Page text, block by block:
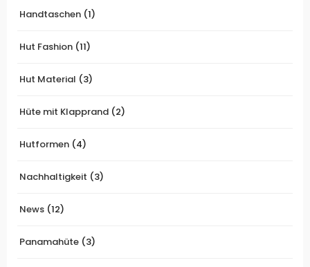
Handtaschen (1)
Hut Fashion (11)
Hut Material (3)
Hüte mit Klapprand (2)
Hutformen (4)
Nachhaltigkeit (3)
News (12)
Panamahüte (3)